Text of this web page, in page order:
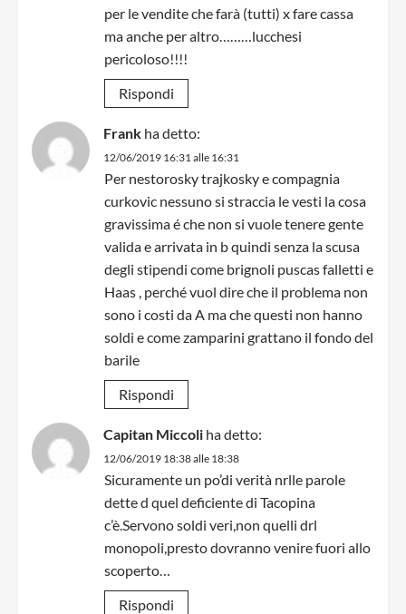
per le vendite che farà (tutti) x fare cassa
ma anche per altro………lucchesi
pericoloso!!!!
Rispondi
Frank ha detto:
12/06/2019 16:31 alle 16:31
Per nestorosky trajkosky e compagnia
curkovic nessuno si straccia le vesti la cosa
gravissima é che non si vuole tenere gente
valida e arrivata in b quindi senza la scusa
degli stipendi come brignoli puscas falletti e
Haas , perché vuol dire che il problema non
sono i costi da A ma che questi non hanno
soldi e come zamparini grattano il fondo del
barile
Rispondi
Capitan Miccoli ha detto:
12/06/2019 18:38 alle 18:38
Sicuramente un po’di verità nrlle parole
dette d quel deficiente di Tacopina
c’è.Servono soldi veri,non quelli drl
monopoli,presto dovranno venire fuori allo
scoperto…
Rispondi